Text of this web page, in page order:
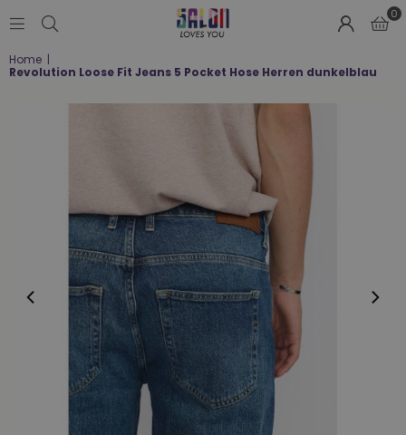
LOVES
YOU
;-)
0
Home |
Revolution Loose Fit Jeans 5 Pocket Hose Herren dunkelblau